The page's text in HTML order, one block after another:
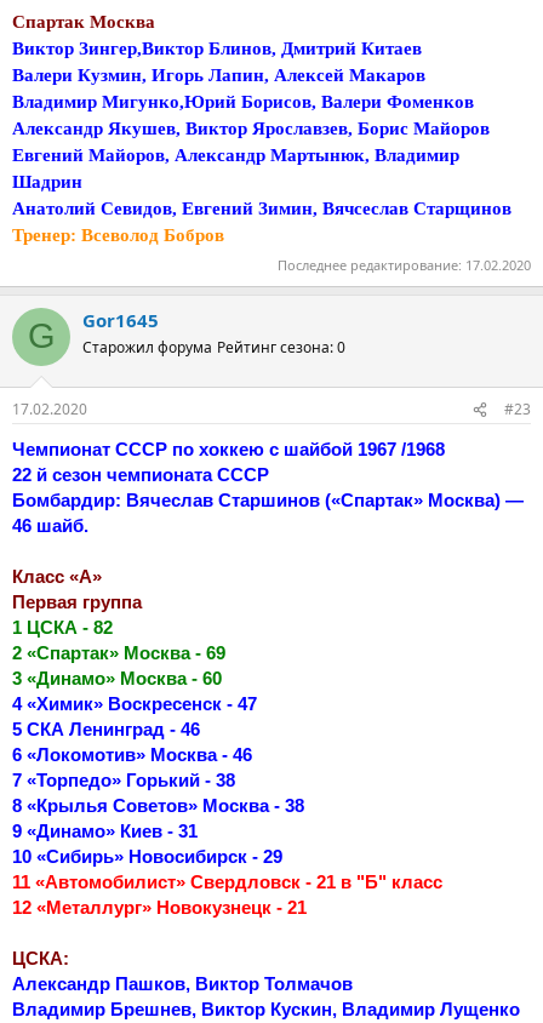
Спартак Москва
Виктор Зингер,Виктор Блинов, Дмитрий Китаев
Валери Кузмин, Игорь Лапин, Алексей Макаров
Владимир Мигунко,Юрий Борисов, Валери Фоменков
Александр Якушев, Виктор Ярославзев, Борис Майоров
Евгений Майоров, Александр Мартынюк, Владимир
Шадрин
Анатолий Севидов, Евгений Зимин, Вячсеслав Старщинов
Тренер: Всеволод Бобров
Последнее редактирование: 17.02.2020
G Gor1645
Старожил форума Рейтинг сезона: 0
17.02.2020
#23
Чемпионат СССР по хоккею с шайбой 1967 /1968
22 й сезон чемпионата СССР
Бомбардир: Вячеслав Старшинов («Спартак» Москва) —
46 шайб.
Класс «А»
Первая группа
1 ЦСКА - 82
2 «Спартак» Москва - 69
3 «Динамо» Москва - 60
4 «Химик» Воскресенск - 47
5 СКА Ленинград - 46
6 «Локомотив» Москва - 46
7 «Торпедо» Горький - 38
8 «Крылья Советов» Москва - 38
9 «Динамо» Киев - 31
10 «Сибирь» Новосибирск - 29
11 «Автомобилист» Свердловск - 21 в "Б" класс
12 «Металлург» Новокузнецк - 21
ЦСКА:
Александр Пашков, Виктор Толмачов
Владимир Брешнев, Виктор Кускин, Владимир Лущенко